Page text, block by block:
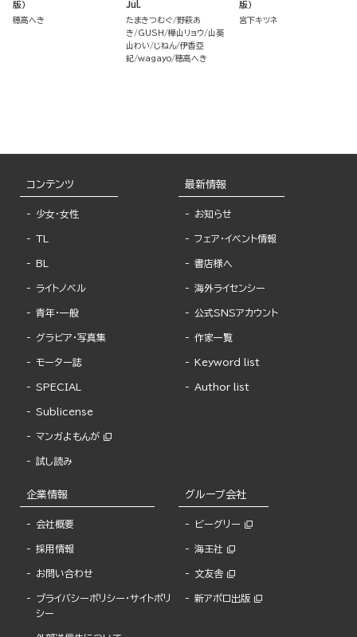
版）
穂高へき
Jul.
たまきつむぐ 野萩あ
き
GUSH 樺山リョウ 山葵
山わい
じねん 伊香亞
紀 wagayo 穂高へき
版）
宮下キツネ
コンテンツ
少女・女性
TL
BL
ライトノベル
青年・一般
グラビア・写真集
モーター誌
SPECIAL
Sublicense
マンガよもんが
試し読み
最新情報
お知らせ
フェア・イベント情報
書店様へ
海外ライセンシー
公式SNSアカウント
作家一覧
Keyword list
Author list
企業情報
会社概要
採用情報
お問い合わせ
プライバシーポリシー・サイトポリ
シー
グループ会社
ビーグリー
海王社
文友舎
新アポロ出版